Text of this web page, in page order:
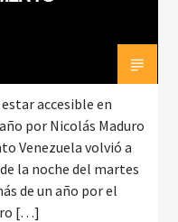
accesible en
por Nicolás Maduro
Venezuela volvió a
la noche del martes
de un año por el
[…]